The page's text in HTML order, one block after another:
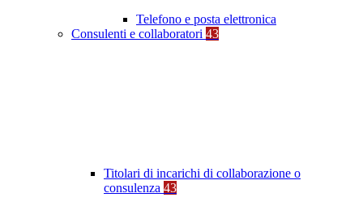
Telefono e posta elettronica
Consulenti e collaboratori 43
Titolari di incarichi di collaborazione o
consulenza 43